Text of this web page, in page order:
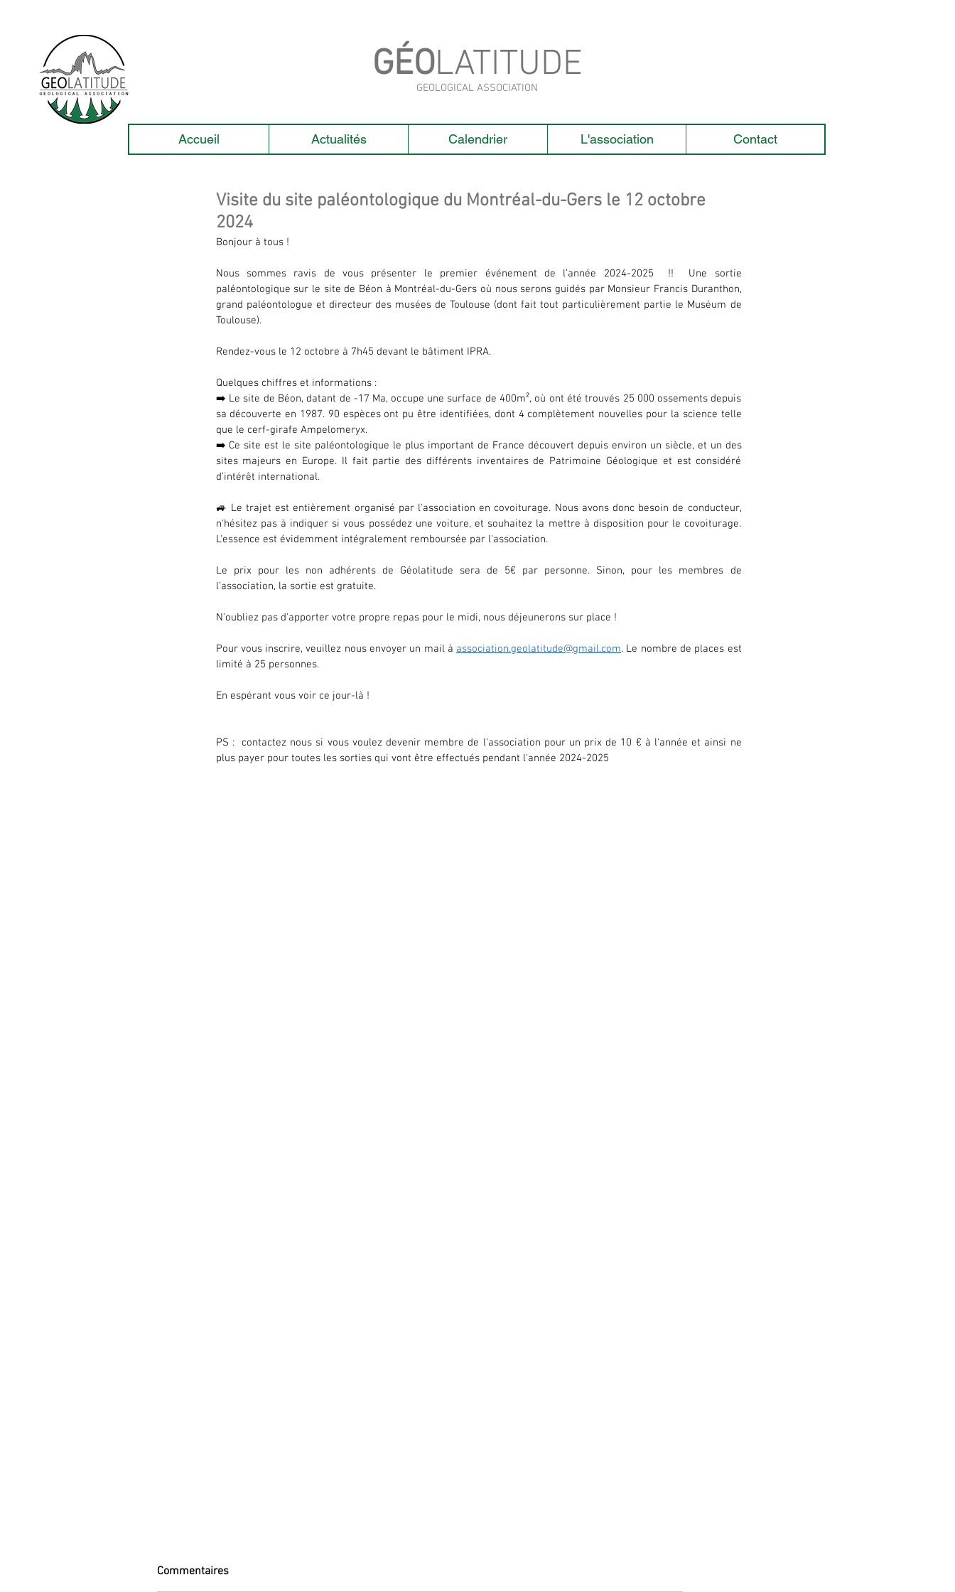
GÉOLATITUDE
GEOLOGICAL ASSOCIATION
Accueil Actualités Calendrier L'association Contact
Visite du site paléontologique du Montréal-du-Gers le 12 octobre
2024
Bonjour à tous !
Nous sommes ravis de vous présenter le premier événement de l’année 2024-2025  !!  Une sortie
paléontologique sur le site de Béon à Montréal-du-Gers où nous serons guidés par Monsieur Francis Duranthon,
grand paléontologue et directeur des musées de Toulouse (dont fait tout particulièrement partie le Muséum de
Toulouse).
Rendez-vous le 12 octobre à 7h45 devant le bâtiment IPRA.
Quelques chiffres et informations :
➡️ Le site de Béon, datant de -17 Ma, occupe une surface de 400m², où ont été trouvés 25 000 ossements depuis
sa découverte en 1987. 90 espèces ont pu être identifiées, dont 4 complètement nouvelles pour la science telle
que le cerf-girafe Ampelomeryx.
➡️ Ce site est le site paléontologique le plus important de France découvert depuis environ un siècle, et un des
sites majeurs en Europe. Il fait partie des différents inventaires de Patrimoine Géologique et est considéré
d’intérêt international.
🚙 Le trajet est entièrement organisé par l'association en covoiturage. Nous avons donc besoin de conducteur,
n'hésitez pas à indiquer si vous possédez une voiture, et souhaitez la mettre à disposition pour le covoiturage.
L'essence est évidemment intégralement remboursée par l'association.
Le prix pour les non adhérents de Géolatitude sera de 5€ par personne. Sinon, pour les membres de
l’association, la sortie est gratuite.
N'oubliez pas d'apporter votre propre repas pour le midi, nous déjeunerons sur place !
Pour vous inscrire, veuillez nous envoyer un mail à association.geolatitude@gmail.com. Le nombre de places est
limité à 25 personnes.
En espérant vous voir ce jour-là !
PS :  contactez nous si vous voulez devenir membre de l'association pour un prix de 10 € à l'année et ainsi ne
plus payer pour toutes les sorties qui vont être effectués pendant l'année 2024-2025
Commentaires